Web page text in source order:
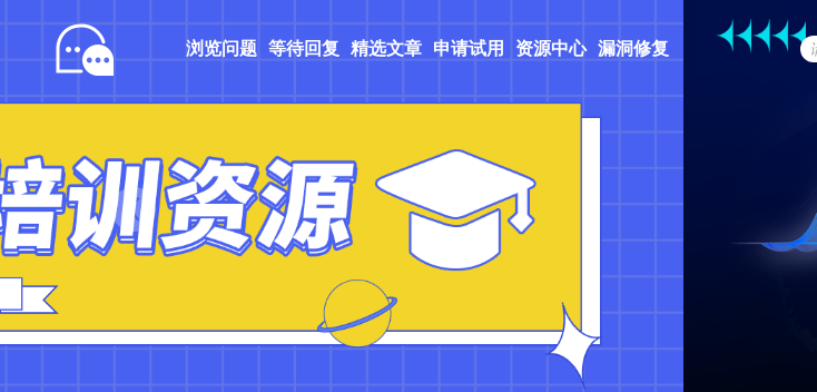
Prev
浏览问题 等待回复 精选文章 申请试用 资源中心 漏洞修复